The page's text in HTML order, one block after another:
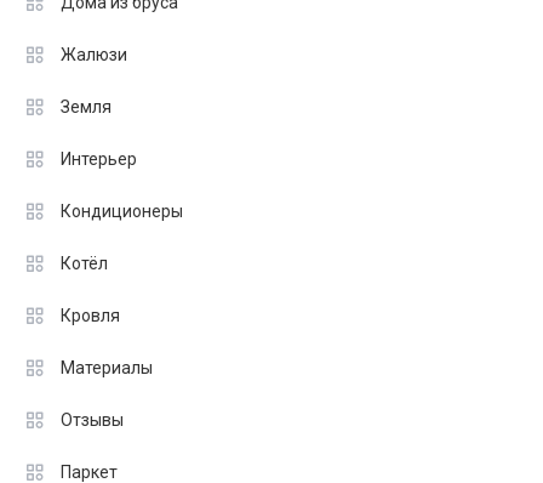
Жалюзи
Земля
Интерьер
Кондиционеры
Котёл
Кровля
Материалы
Отзывы
Паркет